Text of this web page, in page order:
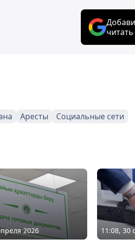
Аресты
Социальные сети
2026 11:08, 30